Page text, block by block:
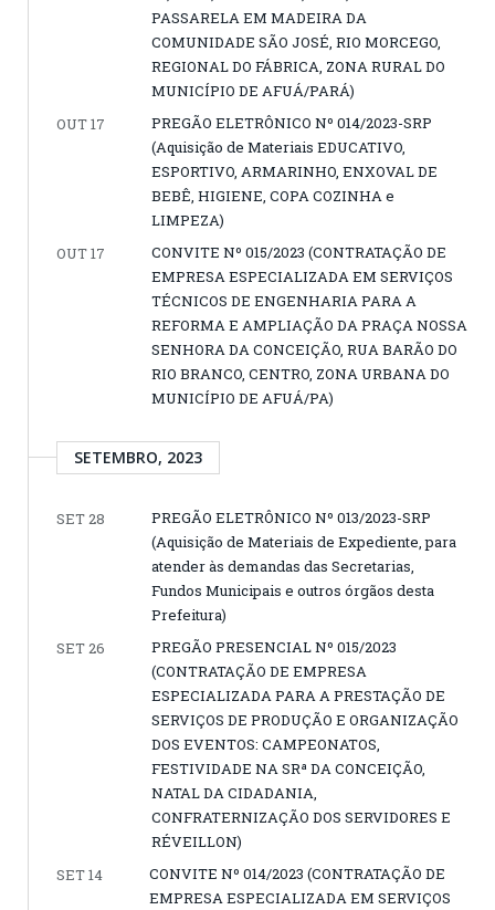
PASSARELA EM MADEIRA DA
COMUNIDADE SÃO JOSÉ, RIO MORCEGO,
REGIONAL DO FÁBRICA, ZONA RURAL DO
MUNICÍPIO DE AFUÁ/PARÁ)
OUT 17
PREGÃO ELETRÔNICO Nº 014/2023-SRP
(Aquisição de Materiais EDUCATIVO,
ESPORTIVO, ARMARINHO, ENXOVAL DE
BEBÊ, HIGIENE, COPA COZINHA e
LIMPEZA)
OUT 17
CONVITE Nº 015/2023 (CONTRATAÇÃO DE
EMPRESA ESPECIALIZADA EM SERVIÇOS
TÉCNICOS DE ENGENHARIA PARA A
REFORMA E AMPLIAÇÃO DA PRAÇA NOSSA
SENHORA DA CONCEIÇÃO, RUA BARÃO DO
RIO BRANCO, CENTRO, ZONA URBANA DO
MUNICÍPIO DE AFUÁ/PA)
SETEMBRO, 2023
SET 28
PREGÃO ELETRÔNICO Nº 013/2023-SRP
(Aquisição de Materiais de Expediente, para
atender às demandas das Secretarias,
Fundos Municipais e outros órgãos desta
Prefeitura)
SET 26
PREGÃO PRESENCIAL Nº 015/2023
(CONTRATAÇÃO DE EMPRESA
ESPECIALIZADA PARA A PRESTAÇÃO DE
SERVIÇOS DE PRODUÇÃO E ORGANIZAÇÃO
DOS EVENTOS: CAMPEONATOS,
FESTIVIDADE NA SRª DA CONCEIÇÃO,
NATAL DA CIDADANIA,
CONFRATERNIZAÇÃO DOS SERVIDORES E
RÉVEILLON)
SET 14
CONVITE Nº 014/2023 (CONTRATAÇÃO DE
EMPRESA ESPECIALIZADA EM SERVIÇOS